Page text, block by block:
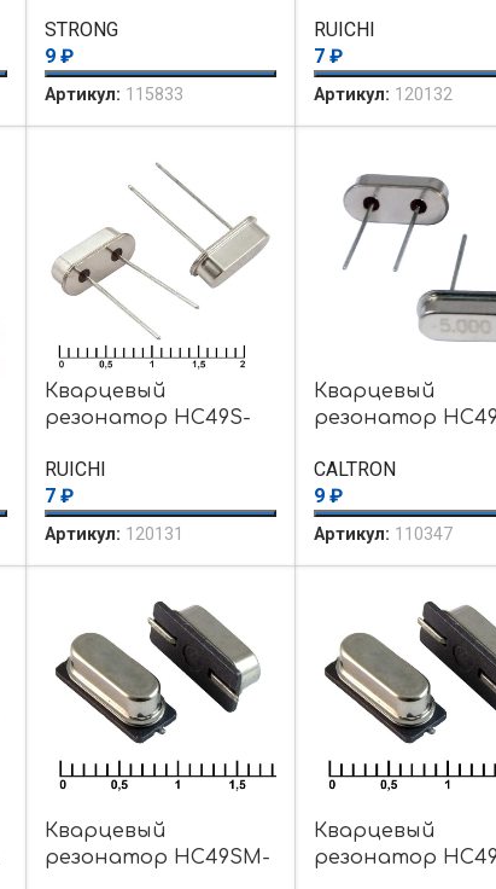
30PPM
STRONG
9 ₽
Артикул: 115833
RUICHI
7₽
Артикул: 120132
Кварцевый
резонатор HC49S-
RUICHI
7 ₽
Артикул: 120131
Кварцевый
резонатор
CALTRON
9₽
Артикул: 110347
Кварцевый
резонатор HC49SM-
Кварцевый
резонатор